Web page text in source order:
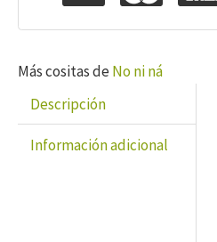
curado
en
Aove
gr.
cantidad
Más cositas deNo ni ná
Descripción
Información adicional